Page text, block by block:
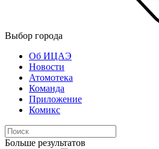
Выбор города
Об ИЦАЭ
Новости
Атомотека
Команда
Приложение
Комикс
Больше результатов